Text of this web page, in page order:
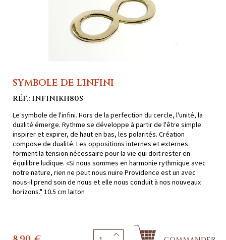
SYMBOLE DE L'INFINI
RÉF.: INFINIKH80S
Le symbole de l'infini. Hors de la perfection du cercle, l'unité, la
dualité émerge. Rythme se développe à partir de l'être simple:
inspirer et expirer, de haut en bas, les polarités. Création
compose de dualité. Les oppositions internes et externes
forment la tension nécessaire pour la vie qui doit rester en
équilibre ludique. «Si nous sommes en harmonie rythmique avec
notre nature, rien ne peut nous nuire Providence est un avec
nous-il prend soin de nous et elle nous conduit à nos nouveaux
horizons." 10.5 cm laiton